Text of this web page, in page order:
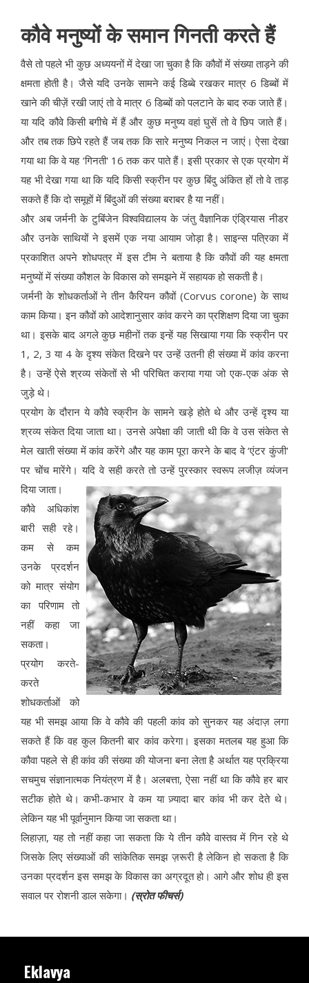
कौवे मनुष्यों के समान गिनती करते हैं
वैसे तो पहले भी कुछ अध्ययनों में देखा जा चुका है कि कौवों में संख्या ताड़ने की
क्षमता होती है। जैसे यदि उनके सामने कई डिब्बे रखकर मात्र 6 डिब्बों में
खाने की चीज़ें रखी जाएं तो वे मात्र 6 डिब्बों को पलटाने के बाद रुक जाते हैं।
या यदि कौवे किसी बगीचे में हैं और कुछ मनुष्य वहां घुसें तो वे छिप जाते हैं।
और तब तक छिपे रहते हैं जब तक कि सारे मनुष्य निकल न जाएं। ऐसा देखा
गया था कि वे यह ‘गिनती' 16 तक कर पाते हैं। इसी प्रकार से एक प्रयोग में
यह भी देखा गया था कि यदि किसी स्क्रीन पर कुछ बिंदु अंकित हों तो वे ताड़
सकते हैं कि दो समूहों में बिंदुओं की संख्या बराबर है या नहीं।
और अब जर्मनी के टुबिंजेन विश्वविद्यालय के जंतु वैज्ञानिक एंड्रियास नीडर
और उनके साथियों ने इसमें एक नया आयाम जोड़ा है। साइन्स पत्रिका में
प्रकाशित अपने शोधपत्र में इस टीम ने बताया है कि कौवों की यह क्षमता
मनुष्यों में संख्या कौशल के विकास को समझने में सहायक हो सकती है।
जर्मनी के शोधकर्ताओं ने तीन कैरियन कौवों (Corvus corone) के साथ
काम किया। इन कौवों को आदेशानुसार कांव करने का प्रशिक्षण दिया जा चुका
था। इसके बाद अगले कुछ महीनों तक इन्हें यह सिखाया गया कि स्क्रीन पर
1, 2, 3 या 4 के दृश्य संकेत दिखने पर उन्हें उतनी ही संख्या में कांव करना
है। उन्हें ऐसे श्रव्य संकेतों से भी परिचित कराया गया जो एक-एक अंक से
जुड़े थे।
प्रयोग के दौरान ये कौवे स्क्रीन के सामने खड़े होते थे और उन्हें दृश्य या
श्रव्य संकेत दिया जाता था। उनसे अपेक्षा की जाती थी कि वे उस संकेत से
मेल खाती संख्या में कांव करेंगे और यह काम पूरा करने के बाद वे ‘एंटर कुंजी'
पर चोंच मारेंगे। यदि वे सही करते तो उन्हें पुरस्कार स्वरूप लजीज़ व्यंजन
दिया जाता।
कौवे अधिकांश
बारी सही रहे।
कम से कम
उनके प्रदर्शन
को मात्र संयोग
का परिणाम तो
नहीं कहा जा
सकता।
प्रयोग करते-
करते
शोधकर्ताओं को
यह भी समझ आया कि वे कौवे की पहली कांव को सुनकर यह अंदाज़ लगा
सकते हैं कि वह कुल कितनी बार कांव करेगा। इसका मतलब यह हुआ कि
कौवा पहले से ही कांव की संख्या की योजना बना लेता है अर्थात यह प्रक्रिया
सचमुच संज्ञानात्मक नियंत्रण में है। अलबत्ता, ऐसा नहीं था कि कौवे हर बार
सटीक होते थे। कभी-कभार वे कम या ज़्यादा बार कांव भी कर देते थे।
लेकिन यह भी पूर्वानुमान किया जा सकता था।
लिहाज़ा, यह तो नहीं कहा जा सकता कि ये तीन कौवे वास्तव में गिन रहे थे
जिसके लिए संख्याओं की सांकेतिक समझ ज़रूरी है लेकिन हो सकता है कि
उनका प्रदर्शन इस समझ के विकास का अग्रदूत हो। आगे और शोध ही इस
सवाल पर रोशनी डाल सकेगा। (स्रोत फीचर्स)
Eklavya